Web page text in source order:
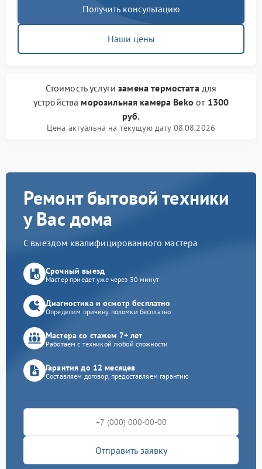
Получить консультацию
Наши цены
Стоимость услугизамена термостатадля
устройства морозильная камера Beko от 1300
руб.
Цена актуальна на текущую дату 08.08.2026
Ремонт бытовой техники
у Вас дома
С выездом квалифицированного мастера
Срочный выезд
Мастер приедет уже через 30 минут
Диагностика и осмотр бесплатно
Определим причину поломки бесплатно
Мастера со стажем 7+ лет
Работаем с техникой любой сложности
Гарантия до 12 месяцев
Составляем договор, предоставляем гарантию
Отправить заявку